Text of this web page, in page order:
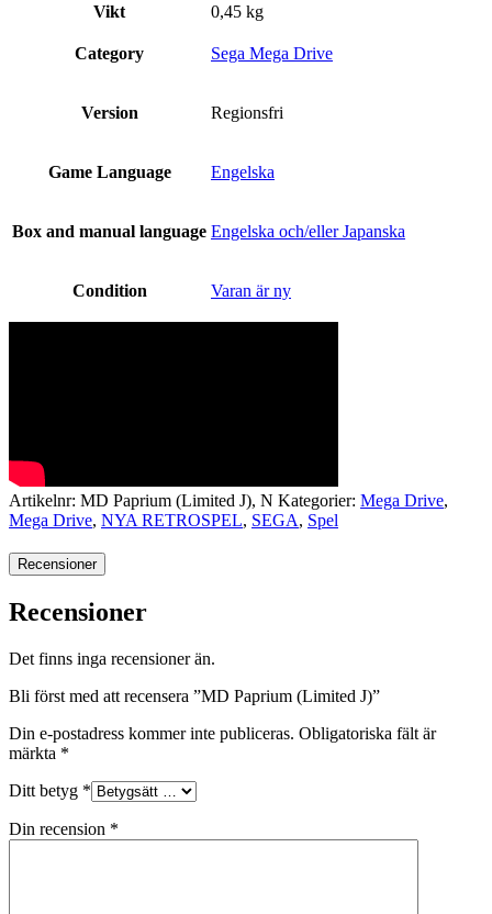
Vikt 0,45 kg
Category Sega Mega Drive
Version Regionsfri
Game Language Engelska
Box and manual language Engelska och/eller Japanska
Condition Varan är ny
Artikelnr: MD Paprium (Limited J), N Kategorier: Mega Drive,
Mega Drive, NYA RETROSPEL, SEGA, Spel
Recensioner
Recensioner
Det finns inga recensioner än.
Bli först med att recensera ”MD Paprium (Limited J)”
Din e-postadress kommer inte publiceras. Obligatoriska fält är
märkta *
Ditt betyg *
Din recension *